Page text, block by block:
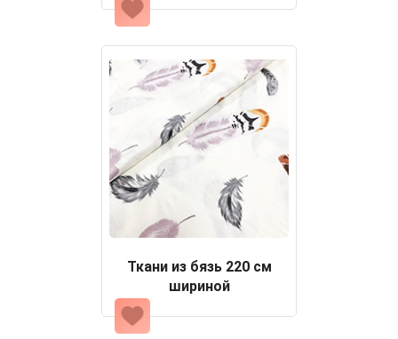
Ткани из бязь 220 см
шириной